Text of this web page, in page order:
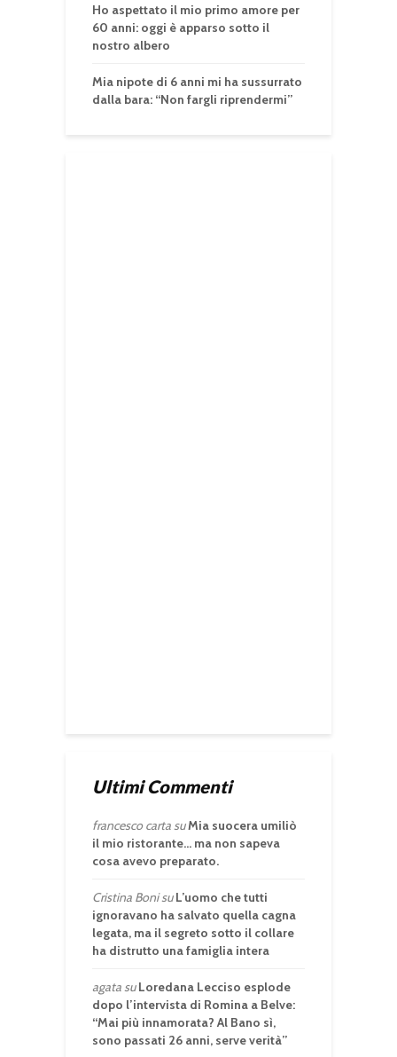
Ho aspettato il mio primo amore per
60 anni: oggi è apparso sotto il
nostro albero
Mia nipote di 6 anni mi ha sussurrato
dalla bara: “Non fargli riprendermi”
Ultimi Commenti
francesco cartasuMia suocera umiliò
il mio ristorante… ma non sapeva
cosa avevo preparato.
Cristina BonisuL’uomo che tutti
ignoravano ha salvato quella cagna
legata, ma il segreto sotto il collare
ha distrutto una famiglia intera
agatasuLoredana Lecciso esplode
dopo l’intervista di Romina a Belve:
“Mai più innamorata? Al Bano sì,
sono passati 26 anni, serve verità”